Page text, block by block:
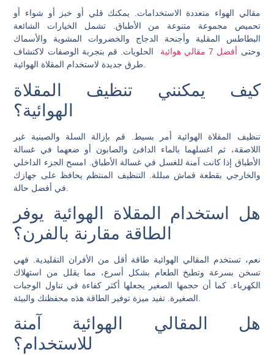
مقالي الهواء متعددة الاستخدامات. يمكنك قلي أو خبز أو شواء أو
تحميص مجموعة متنوعة من الأطباق. تشمل الخيارات الشائعة
البطاطس المقلية وأجنحة الدجاج والخضروات المشوية والأسماك
وحتى أفضل 7 مقالي هوائية
الحلويات. قم بتجربة الوصفات لاكتشاف
كيف يمكنني تنظيف المقلاة
الهوائية؟
تنظيف المقلاة الهوائية أمر بسيط. قم بإزالة السلة والصينية غير
اللاصقة، ثم اغسلهما بالماء الدافئ والصابون أو ضعهما في غسالة
الأطباق إذا كانت آمنة للغسل في غسالة الأطباق. امسح الجزء الداخلي
والخارجي بقطعة قماش مبللة. التنظيف المنتظم يحافظ على جهازك
هل استخدام المقلاة الهوائية يوفر
الطاقة مقارنة بالفرن؟
نعم، تستخدم المقالي الهوائية طاقة أقل من الأفران التقليدية. فهي
تسخن بسرعة وتطبخ الطعام بشكل أسرع، مما يقلل من استهلاك
الكهرباء. كما أن حجمها الصغير يجعلها أكثر كفاءة في تناول الوجبات
هل المقالي الهوائية آمنة
للاستخدام؟